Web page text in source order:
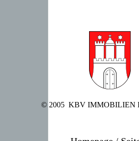
© 2005 KBV IMMOBILIEN